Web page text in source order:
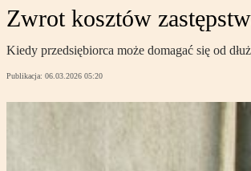
Zwrot kosztów
Kiedy przedsiębiorca może domagać się od
Publikacja: 06.03.2026 05:20